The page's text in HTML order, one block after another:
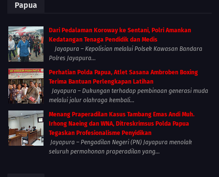
Papua
Dari Pedalaman Koroway ke Sentani, Polri Amankan
Kedatangan Tenaga Pendidik dan Medis
Jayapura – Kepolisian melalui Polsek Kawasan Bandara
Polres Jayapura...
Perhatian Polda Papua, Atlet Sasana Ambroben Boxing
Terima Bantuan Perlengkapan Latihan
Jayapura – Dukungan terhadap pembinaan generasi muda
melalui jalur olahraga kembali...
Menang Praperadilan Kasus Tambang Emas Andi Muh.
Irhong Naeing dan WNA, Ditreskrimsus Polda Papua
Tegaskan Profesionalisme Penyidikan
Jayapura – Pengadilan Negeri (PN) Jayapura menolak
seluruh permohonan praperadilan yang...